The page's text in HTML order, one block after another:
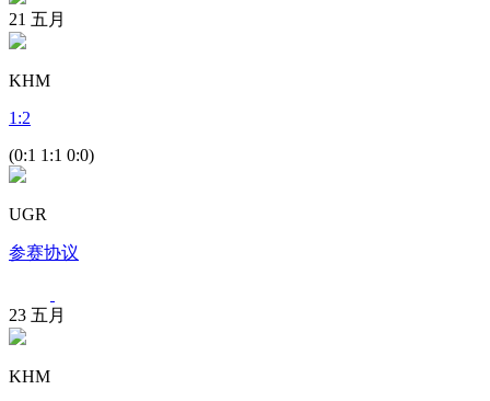
21 五月
KHM
1 :2
(0:1 1:1 0:0)
UGR
参赛协议
23 五月
KHM